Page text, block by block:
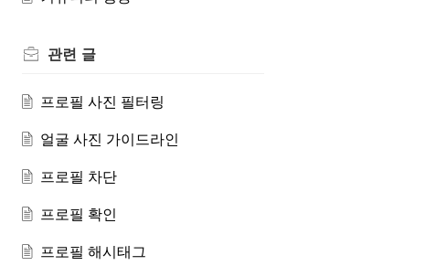
관련 글
프로필 사진 필터링
얼굴 사진 가이드라인
프로필 차단
프로필 확인
프로필 해시태그